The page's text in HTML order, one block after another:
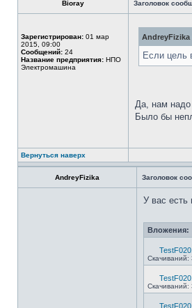
Bioray Заголовок
Зарегистрирован: 01 мар
2015, 09:00
Сообщений: 24
Название предприятия: НПО
Электромашина
AndreyFizika
Если цель
Да, нам надо
Было бы
Вернуться наверх
AndreyFizika Заголовок
У вас есть
Вложения:
Скачиваний:
Скачиваний: